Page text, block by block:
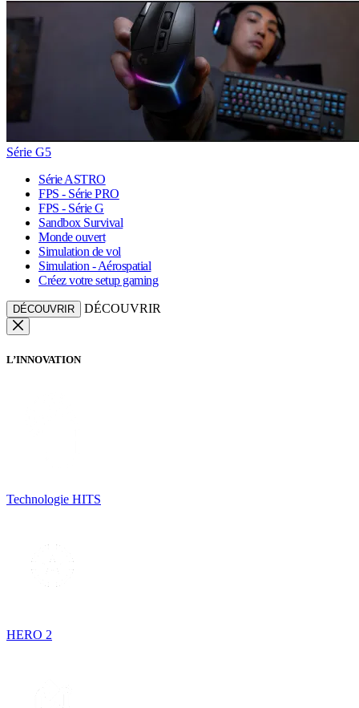
Série G5
Série ASTRO
FPS - Série PRO
FPS - Série G
Sandbox Survival
Monde ouvert
Simulation de vol
Simulation - Aérospatial
Créez votre setup gaming
DÉCOUVRIR DÉCOUVRIR
L’INNOVATION
Technologie HITS
HERO 2